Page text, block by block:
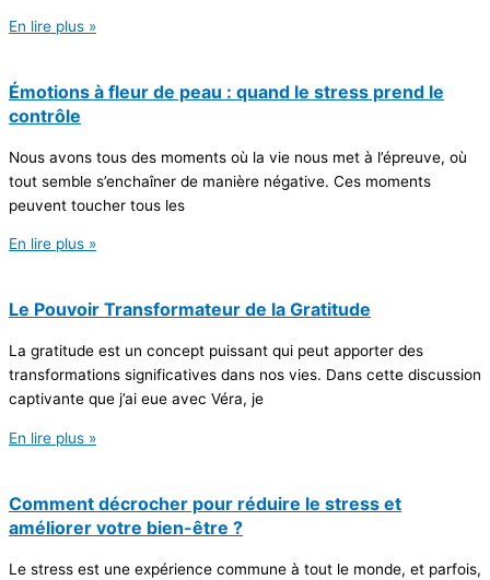
En lire plus »
Émotions à fleur de peau : quand le stress prend le
contrôle
Nous avons tous des moments où la vie nous met à l’épreuve, où
tout semble s’enchaîner de manière négative. Ces moments
peuvent toucher tous les
En lire plus »
Le Pouvoir Transformateur de la Gratitude
La gratitude est un concept puissant qui peut apporter des
transformations significatives dans nos vies. Dans cette discussion
captivante que j’ai eue avec Véra, je
En lire plus »
Comment décrocher pour réduire le stress et
améliorer votre bien-être ?
Le stress est une expérience commune à tout le monde, et parfois,